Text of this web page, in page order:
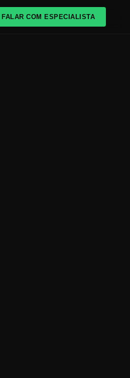
FALAR COM ESPECIALISTA